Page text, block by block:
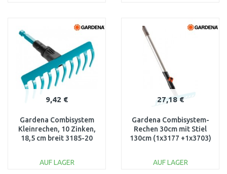
9,42 €
Gardena Combisystem
Kleinrechen, 10 Zinken,
18,5 cm breit 3185-20
AUF LAGER
27,18 €
Gardena Combisystem-
Rechen 30cm mit Stiel
130cm (1x3177 +1x3703)
AUF LAGER